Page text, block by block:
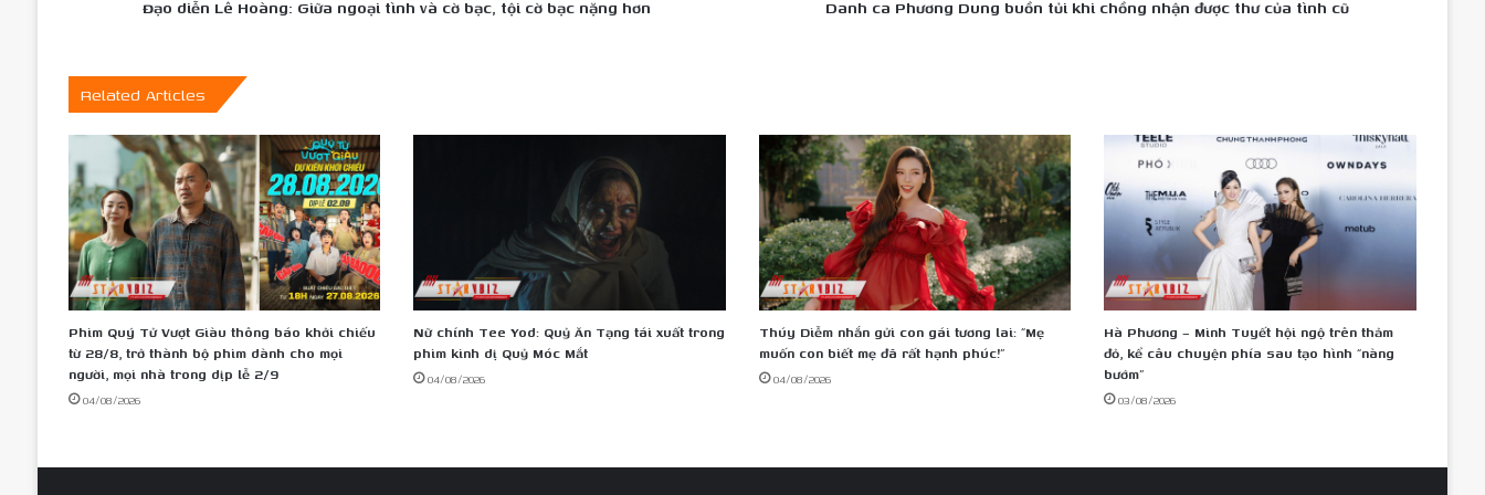
Đạo diễn Lê Hoàng: Giữa ngoại tình và cờ bạc, tội cờ bạc nặng hơn Danh ca Phương Dung buồn tủi khi chồng nhận được thư của tình cũ
Related Articles
Phim Quý Tử Vượt Giàu thông báo khởi chiếu
từ 28/8, trở thành bộ phim dành cho mọi
người, mọi nhà trong dịp lễ 2/9
04/08/2026
Nữ chính Tee Yod: Quỷ Ăn Tạng tái xuất trong
phim kinh dị Quỷ Móc Mắt
04/08/2026
Thúy Diễm nhắn gửi con gái tương lai: “Mẹ
muốn con biết mẹ đã rất hạnh phúc!”
04/08/2026
Hà Phương – Minh Tuyết hội ngộ trên thảm
đỏ, kể câu chuyện phía sau tạo hình “nàng
bướm”
03/08/2026